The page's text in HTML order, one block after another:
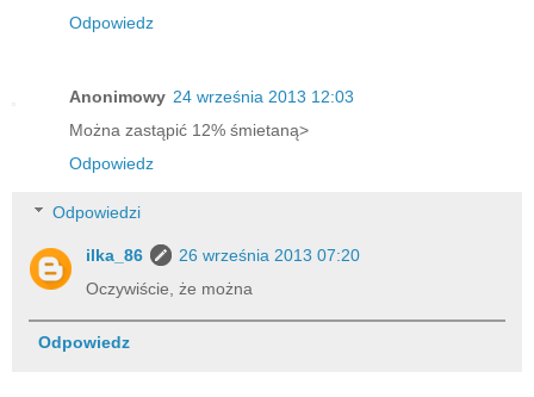
Odpowiedz
Anonimowy 24 września 2013 12:03
Można zastąpić 12% śmietaną>
Odpowiedz
Odpowiedzi
ilka_86
26 września 2013 07:20
Oczywiście, że można
Odpowiedz